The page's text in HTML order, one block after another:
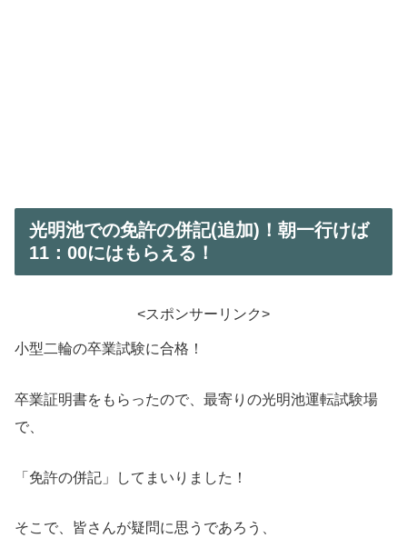
光明池での免許の併記(追加)！朝一行けば
11：00にはもらえる！
<スポンサーリンク>
小型二輪の卒業試験に合格！
卒業証明書をもらったので、最寄りの光明池運転試験場
で、
「免許の併記」してまいりました！
そこで、皆さんが疑問に思うであろう、